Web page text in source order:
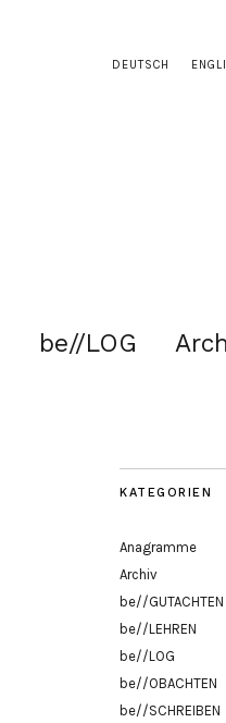
DEUTSCH
be//LOG
KATEGORIEN
Anagramme
Archiv
be//GUTACHTEN
be//LEHREN
be//LOG
be//OBACHTEN
be//SCHREIBEN